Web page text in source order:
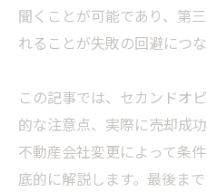
聞くことが可能であり、第
れることが失敗の回避につな
この記事では、セカンドオ
的な注意点、実際に売却成
不動産会社変更によって条
底的に解説します。最後ま